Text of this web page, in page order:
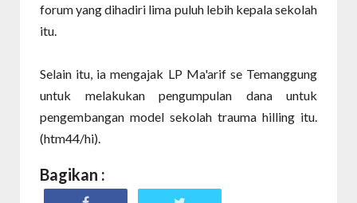
forum yang dihadiri lima puluh lebih kepala sekolah
itu.
Selain itu, ia mengajak LP Ma'arif se Temanggung
untuk melakukan pengumpulan dana untuk
pengembangan model sekolah trauma hilling itu.
(htm44/hi).
Bagikan :